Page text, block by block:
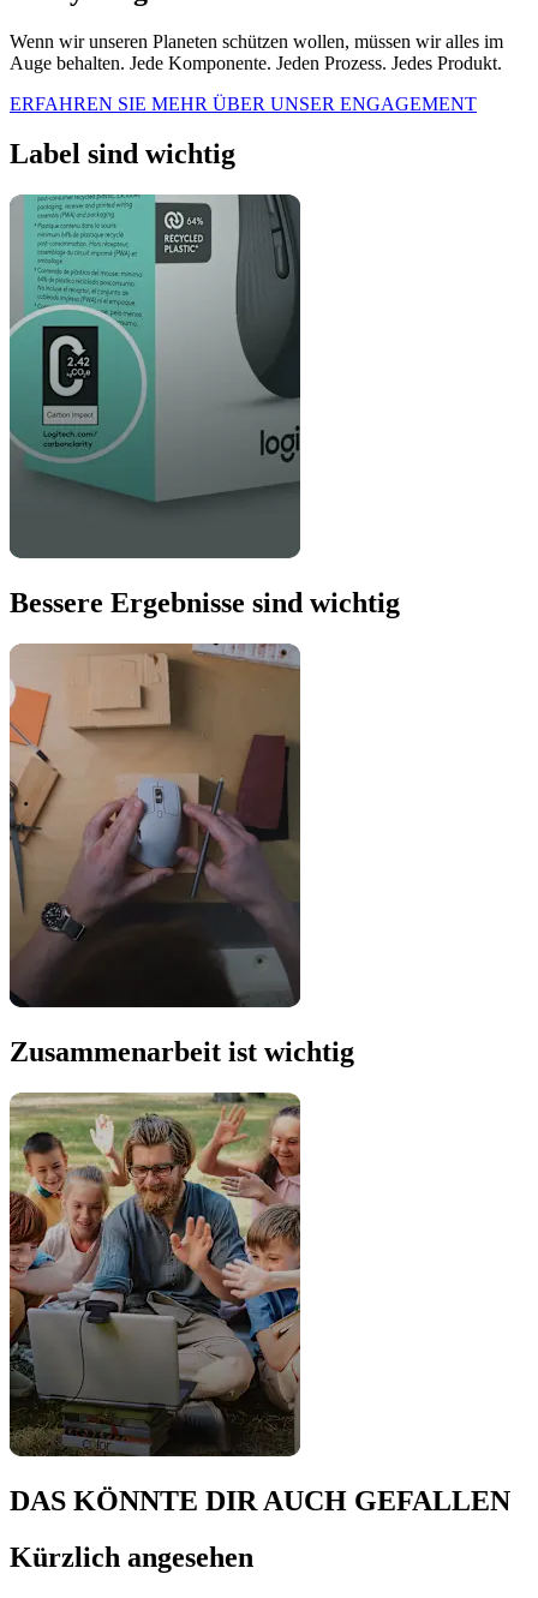
Wenn wir unseren Planeten schützen wollen, müssen wir alles im
Auge behalten. Jede Komponente. Jeden Prozess. Jedes Produkt.
ERFAHREN SIE MEHR ÜBER UNSER ENGAGEMENT
Label sind wichtig
Bessere Ergebnisse sind wichtig
Zusammenarbeit ist wichtig
DAS KÖNNTE DIR AUCH GEFALLEN
Kürzlich angesehen